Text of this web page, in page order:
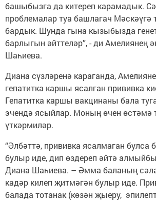
башыбызга да китереп карамадык.
проблемалар туа башлагач Мәскәүгә
бардык. Шунда гына кызыбызда
барлыгын әйттеләр”, - ди Амелиянең
Шаһиева.
Диана сүзләренә караганда,
гепатитка каршы ясалган прививка
Гепатитка каршы вакцинаны бала
эчендә ясыйлар. Моның өчен өстәмә
үткәрмиләр.
“Әлбәттә, прививка ясалмаган булса
булыр иде, дип өздереп әйтә
Диана Шаһиева. – Әмма баланың
кадәр килеп җитмәгән булыр иде.
балада тотанак (көзән җыеру,